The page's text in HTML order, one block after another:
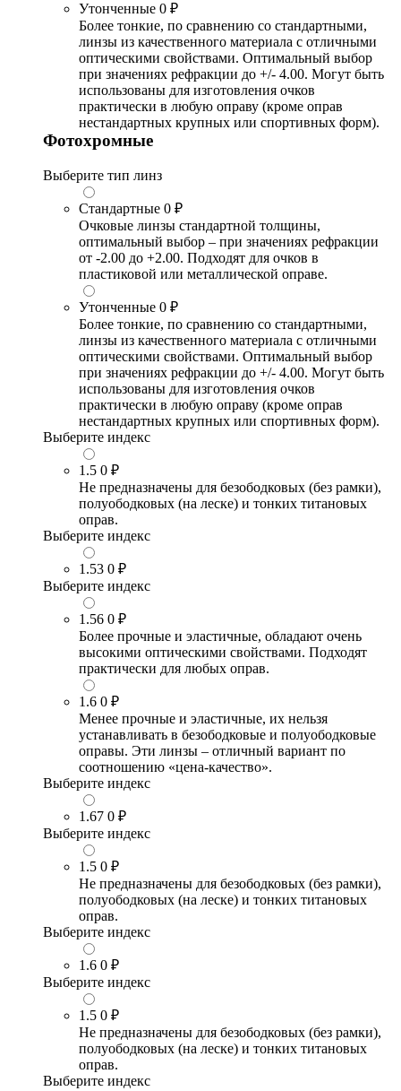
Утонченные 0 ₽
Более тонкие, по сравнению со стандартными,
линзы из качественного материала с отличными
оптическими свойствами. Оптимальный выбор
при значениях рефракции до +/- 4.00. Могут быть
использованы для изготовления очков
практически в любую оправу (кроме оправ
нестандартных крупных или спортивных форм).
Фотохромные
Выберите тип линз
Стандартные 0 ₽
Очковые линзы стандартной толщины,
оптимальный выбор – при значениях рефракции
от -2.00 до +2.00. Подходят для очков в
пластиковой или металлической оправе.
Утонченные 0 ₽
Более тонкие, по сравнению со стандартными,
линзы из качественного материала с отличными
оптическими свойствами. Оптимальный выбор
при значениях рефракции до +/- 4.00. Могут быть
использованы для изготовления очков
практически в любую оправу (кроме оправ
нестандартных крупных или спортивных форм).
Выберите индекс
1.5 0 ₽
Не предназначены для безободковых (без рамки),
полуободковых (на леске) и тонких титановых
оправ.
Выберите индекс
1.53 0 ₽
Выберите индекс
1.56 0 ₽
Более прочные и эластичные, обладают очень
высокими оптическими свойствами. Подходят
практически для любых оправ.
1.6 0 ₽
Менее прочные и эластичные, их нельзя
устанавливать в безободковые и полуободковые
оправы. Эти линзы – отличный вариант по
соотношению «цена-качество».
Выберите индекс
1.67 0 ₽
Выберите индекс
1.5 0 ₽
Не предназначены для безободковых (без рамки),
полуободковых (на леске) и тонких титановых
оправ.
Выберите индекс
1.6 0 ₽
Выберите индекс
1.5 0 ₽
Не предназначены для безободковых (без рамки),
полуободковых (на леске) и тонких титановых
оправ.
Выберите индекс